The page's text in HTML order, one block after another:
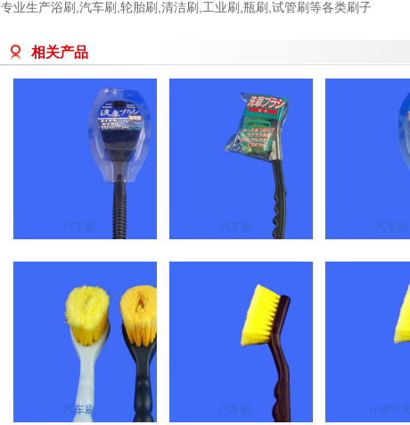
专业生产浴刷,汽车刷,轮胎刷,清洁刷,工业刷,瓶刷,试管刷等各类刷子
相关产品
汽车刷 汽车刷 汽车刷
汽车刷 汽车刷 小黄吹